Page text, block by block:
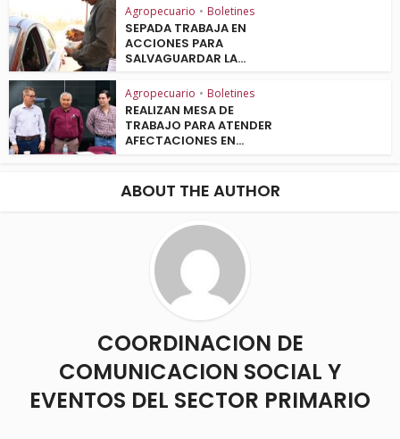
Agropecuario • Boletines
SEPADA TRABAJA EN
ACCIONES PARA
SALVAGUARDAR LA...
Agropecuario • Boletines
REALIZAN MESA DE
TRABAJO PARA ATENDER
AFECTACIONES EN...
ABOUT THE AUTHOR
COORDINACION DE
COMUNICACION SOCIAL Y
EVENTOS DEL SECTOR PRIMARIO